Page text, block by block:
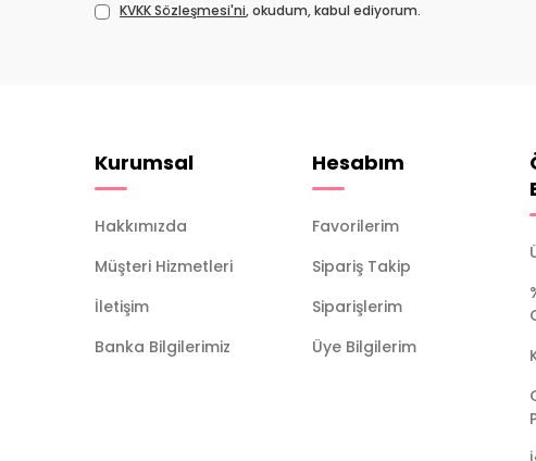
KVKK Sözleşmesi'ni, okudum, kabul ediyorum.
Kurumsal
Hakkımızda
Müşteri Hizmetleri
İletişim
Banka Bilgilerimiz
Hesabım
Favorilerim
Sipariş Takip
Siparişlerim
Üye Bilgilerim